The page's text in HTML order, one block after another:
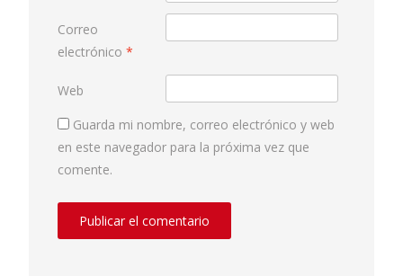
Correo
electrónico *
Web
Guarda mi nombre, correo electrónico y web
en este navegador para la próxima vez que
comente.